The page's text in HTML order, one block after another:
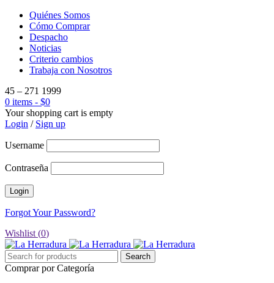
Quiénes Somos
Cómo Comprar
Despacho
Noticias
Criterio cambios
Trabaja con Nosotros
45 – 271 1999
0 items - $0
Your shopping cart is empty
Login / Sign up
Username
Contraseña
Forgot Your Password?
Wishlist (0)
Comprar por Categoría